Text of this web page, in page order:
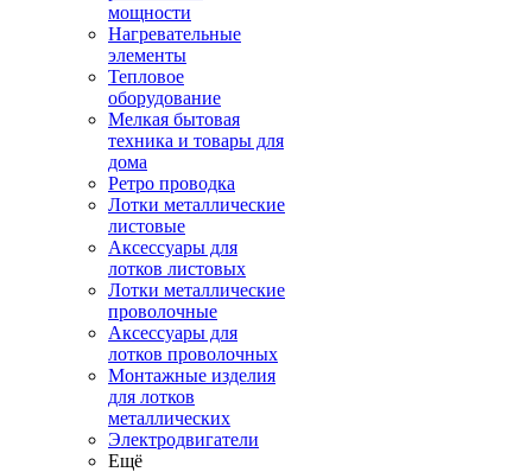
мощности
Нагревательные
элементы
Тепловое
оборудование
Мелкая бытовая
техника и товары для
дома
Ретро проводка
Лотки металлические
листовые
Аксессуары для
лотков листовых
Лотки металлические
проволочные
Аксессуары для
лотков проволочных
Монтажные изделия
для лотков
металлических
Электродвигатели
Ещё